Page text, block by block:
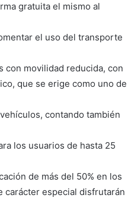
gratuita el mismo al
el uso del transporte
con movilidad reducida, con
que se erige como uno de
contando también
los usuarios de hasta 25
de más del 50% en los
carácter especial disfrutarán